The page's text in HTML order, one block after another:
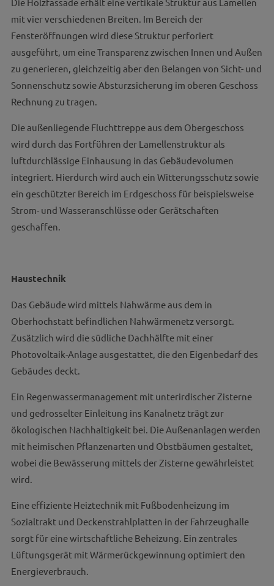
mit vier verschiedenen Breiten. Im Bereich der
Fensteröffnungen wird diese Struktur perforiert
ausgeführt, um eine Transparenz zwischen Innen und Außen
zu generieren, gleichzeitig aber den Belangen von Sicht- und
Sonnenschutz sowie Absturzsicherung im oberen Geschoss
Rechnung zu tragen.
Die außenliegende Fluchttreppe aus dem Obergeschoss
wird durch das Fortführen der Lamellenstruktur als
luftdurchlässige Einhausung in das Gebäudevolumen
integriert. Hierdurch wird auch ein Witterungsschutz sowie
ein geschützter Bereich im Erdgeschoss für beispielsweise
Strom- und Wasseranschlüsse oder Gerätschaften
geschaffen.
Haustechnik
Das Gebäude wird mittels Nahwärme aus dem in
Oberhochstatt befindlichen Nahwärmenetz versorgt.
Zusätzlich wird die südliche Dachhälfte mit einer
Photovoltaik-Anlage ausgestattet, die den Eigenbedarf des
Gebäudes deckt.
Ein Regenwassermanagement mit unterirdischer Zisterne
und gedrosselter Einleitung ins Kanalnetz trägt zur
ökologischen Nachhaltigkeit bei. Die Außenanlagen werden
mit heimischen Pflanzenarten und Obstbäumen gestaltet,
wobei die Bewässerung mittels der Zisterne gewährleistet
wird.
Eine effiziente Heiztechnik mit Fußbodenheizung im
Sozialtrakt und Deckenstrahlplatten in der Fahrzeughalle
sorgt für eine wirtschaftliche Beheizung. Ein zentrales
Lüftungsgerät mit Wärmerückgewinnung optimiert den
Energieverbrauch.